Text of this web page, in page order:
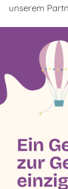
unserem